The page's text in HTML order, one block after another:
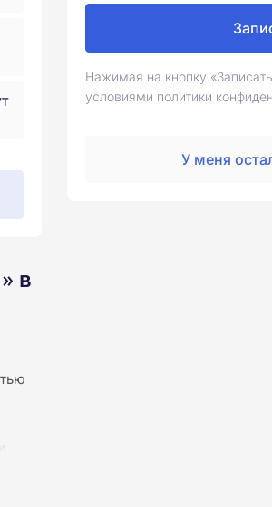
в
все
Нажимая на кнопку
условиями политики
У меня